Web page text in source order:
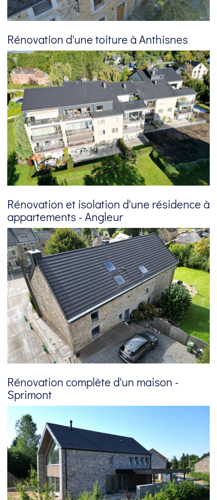
Rénovation d'une toiture à Anthisnes
Rénovation et isolation d'une résidence à
appartements - Angleur
Rénovation complète d'un maison -
Sprimont